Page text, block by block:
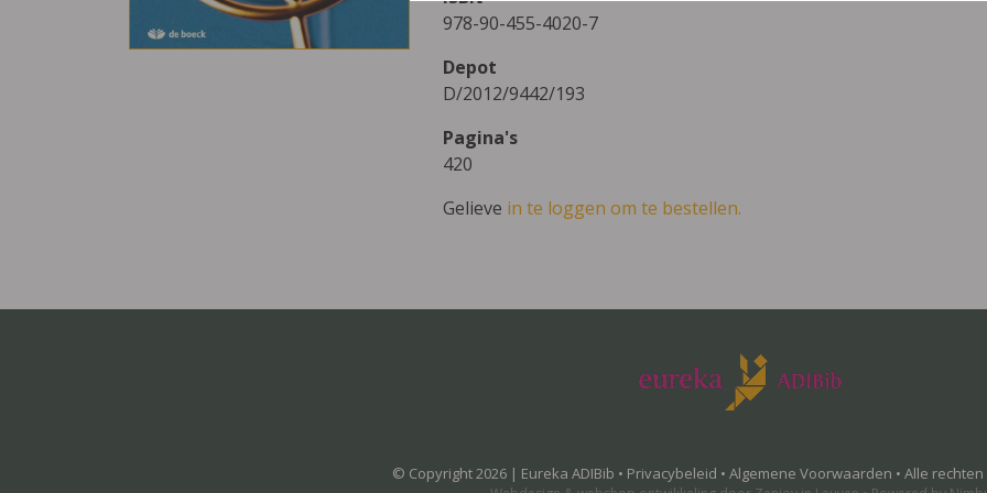
978-90-455-4020-7
Depot
D/2012/9442/193
Pagina's
420
Gelieve in te loggen om te bestellen.
© Copyright 2026 | Eureka ADIBib • Privacybeleid • Algemene Voorwaarden • Alle